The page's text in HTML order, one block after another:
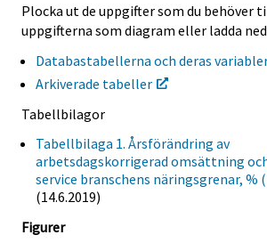
Plocka ut de uppgifter som du behöver
uppgifterna som diagram eller ladda
Databastabellerna och deras
Arkiverade tabeller
Tabellbilagor
Tabellbilaga 1. Årsförändring av
arbetsdagskorrigerad omsättning
service branschens näringsgrenar, %
(14.6.2019)
Figurer